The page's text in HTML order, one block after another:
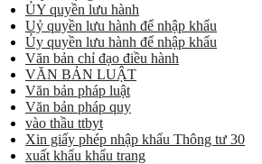
ỦY quyền lưu hành
Uỷ quyền lưu hành để nhập khẩu
Ủy quyền lưu hành để nhập khẩu
Văn bản chỉ đạo điều hành
VĂN BẢN LUẬT
Văn bản pháp luật
Văn bản pháp quy
vào thầu ttbyt
Xin giấy phép nhập khẩu Thông tư 30
xuất khẩu khẩu trang